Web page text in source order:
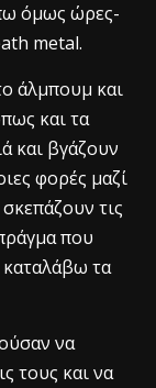
όμως ώρες-
metal.
άλμπουμ και
και τα
και βγάζουν
φορές μαζί
τις
που
τα
να
τους και να